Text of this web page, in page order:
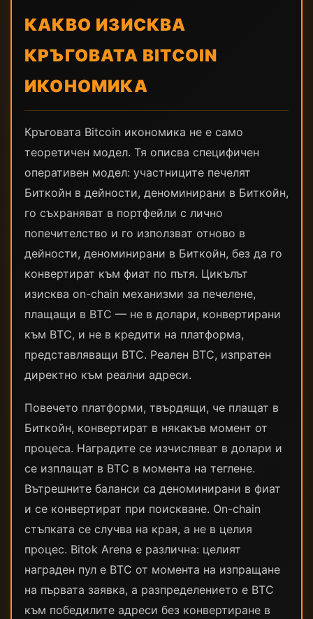
КАКВО ИЗИСКВА
КРЪГОВАТА BITCOIN
ИКОНОМИКА
Кръговата Bitcoin икономика не е само
теоретичен модел. Тя описва специфичен
оперативен модел: участниците печелят
Биткойн в дейности, деноминирани в Биткойн,
го съхраняват в портфейли с лично
попечителство и го използват отново в
дейности, деноминирани в Биткойн, без да го
конвертират към фиат по пътя. Цикълът
изисква on-chain механизми за печелене,
плащащи в BTC — не в долари, конвертирани
към BTC, и не в кредити на платформа,
представляващи BTC. Реален BTC, изпратен
директно към реални адреси.
Повечето платформи, твърдящи, че плащат в
Биткойн, конвертират в някакъв момент от
процеса. Наградите се изчисляват в долари и
се изплащат в BTC в момента на теглене.
Вътрешните баланси са деноминирани в фиат
и се конвертират при поискване. On-chain
стъпката се случва на края, а не в целия
процес. Bitok Arena е различна: целият
награден пул е BTC от момента на изпращане
на първата заявка, а разпределението е BTC
към победилите адреси без конвертиране в